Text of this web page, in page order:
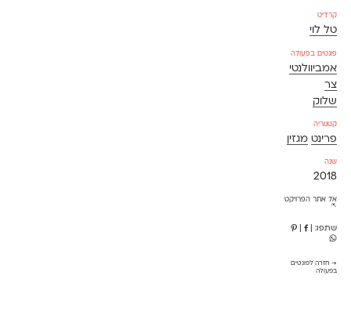
קרדיט
טל לוי
פונטים בפעולה
אמביוולנטי
צר
שלוק
קטגוריה
פרינט מגזין
שנה
2018
אל אתר הפרויקט
⇱
שתפו: |
→ חזרה לפונטים
בפעולה